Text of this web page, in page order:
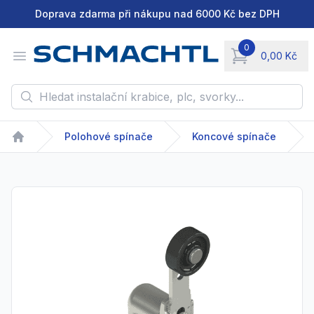
Doprava zdarma při nákupu nad 6000 Kč bez DPH
Open menu
0
0,00 Kč
items in cart,
Hledat instalační krabice, plc, svorky...
Home
Polohové spínače Koncové spínače